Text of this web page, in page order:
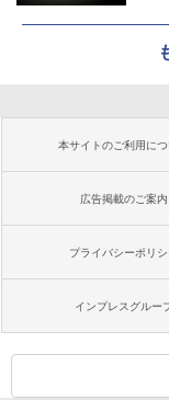
本サイトのご利用につ
広告掲載のご案内
プライバシーポリシ
インプレスグルー